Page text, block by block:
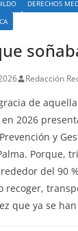
DERECHOS
Redacción
de
2026
y
Porque,
del 90
recoger,
que ya se